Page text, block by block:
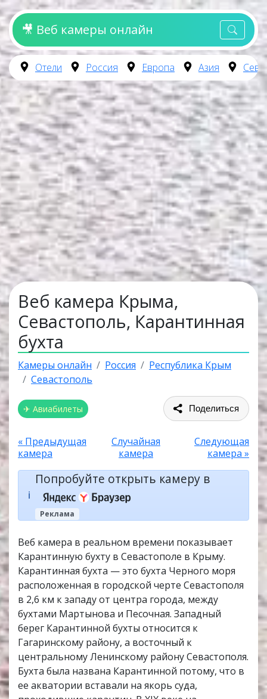
🎥 Веб камеры онлайн
Отели Россия Европа Азия
Веб камера Крыма,
Севастополь, Карантинная
бухта
Камеры онлайн Россия
Республика Крым
Севастополь
✈ Авиабилеты Поделиться
« Предыдущая
камера
Случайная
камера
Следующая
камера »
ℹ️
Попробуйте открыть камеру в
Реклама
Веб камера в реальном времени показывает
Карантинную бухту в Севастополе в Крыму.
Карантинная бухта — это бухта Черного моря
расположенная в городской черте Севастополя
в 2,6 км к западу от центра города, между
бухтами Мартынова и Песочная. Западный
берег Карантинной бухты относится к
Гагаринскому району, а восточный к
центральному Ленинскому району Севастополя.
Бухта была названа Карантинной потому, что в
ее акватории вставали на якорь суда,